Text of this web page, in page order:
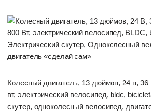
Колесный двигатель, 13 дюймов, 24 в, 36
вт, электрический велосипед, bldc,
скутер, одноколесный велосипед,